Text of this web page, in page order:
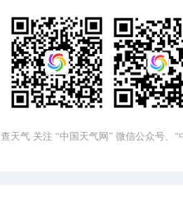
查天气 关注 “中国天气网” 微信公众号、